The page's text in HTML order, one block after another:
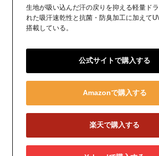
生地が吸い込んだ汗の戻りを抑える軽量ド
れた吸汗速乾性と抗菌・防臭加工に加えて
搭載している。
公式サイトで購入する
Amazonで購入する
楽天で購入する